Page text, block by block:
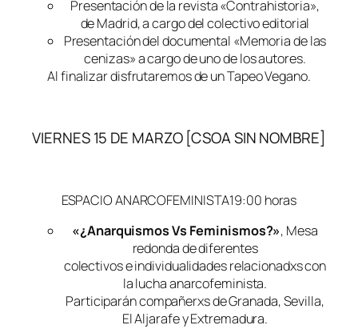
Presentación de la revista «Contrahistoria»,
de Madrid, a cargo del colectivo editorial
Presentación del documental «Memoria de las
cenizas» a cargo de uno de los autores.
Al finalizar disfrutaremos de un Tapeo Vegano.
VIERNES 15 DE MARZO [CSOA SIN NOMBRE]
ESPACIO ANARCOFEMINISTA19:00 horas
«¿Anarquismos Vs Feminismos?», Mesa
redonda de diferentes
colectivos e individualidades relacionadxs con
la lucha anarcofeminista.
Participarán compañerxs de Granada, Sevilla,
El Aljarafe y Extremadura.